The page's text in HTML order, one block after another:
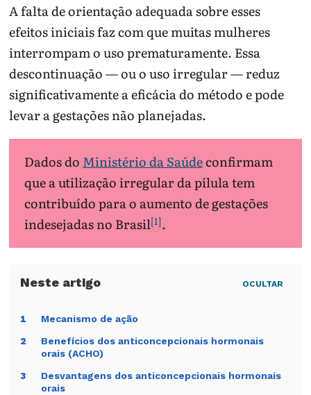
A falta de orientação adequada sobre esses
efeitos iniciais faz com que muitas mulheres
interrompam o uso prematuramente. Essa
descontinuação — ou o uso irregular — reduz
significativamente a eficácia do método e pode
levar a gestações não planejadas.
Dados do Ministério da Saúdeconfirmam
que a utilização irregular da pílula tem
contribuído para o aumento de gestações
indesejadas no Brasil[1].
OCULTAR
1 Mecanismo de ação
2
Benefícios dos anticoncepcionais hormonais
orais (ACHO)
3
Desvantagens dos anticoncepcionais hormonais
orais